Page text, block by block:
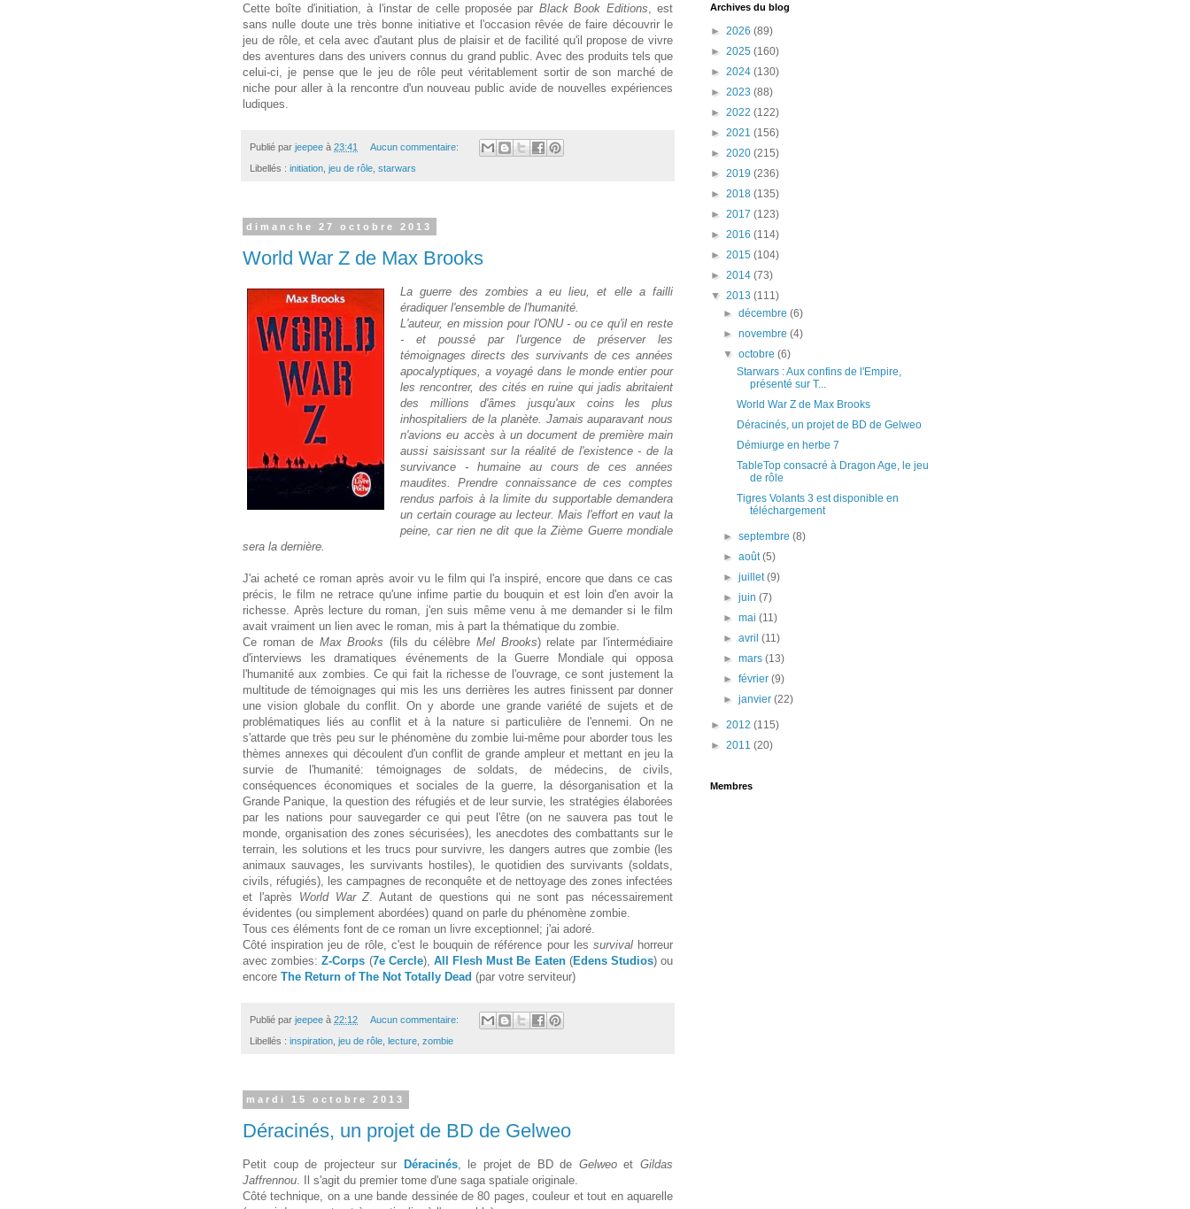
Cette boîte d'initiation, à l'instar de celle proposée par Black Book Editions , est
sans nulle doute une très bonne initiative et l'occasion rêvée de faire découvrir le
jeu de rôle, et cela avec d'autant plus de plaisir et de facilité qu'il propose de vivre
des aventures dans des univers connus du grand public. Avec des produits tels que
celui-ci, je pense que le jeu de rôle peut véritablement sortir de son marché de
niche pour aller à la rencontre d'un nouveau public avide de nouvelles expériences
ludiques.
Publié par jeepee à 23:41 Aucun commentaire:
Libellés : initiation jeu de rôle starwars
dimanche 27 octobre 2013
World War Z de Max Brooks
La guerre des zombies a eu lieu, et elle a failli
éradiquer l'ensemble de l'humanité.
L'auteur, en mission pour l'ONU - ou ce qu'il en reste
- et poussé par l'urgence de préserver les
témoignages directs des survivants de ces années
apocalyptiques, a voyagé dans le monde entier pour
les rencontrer, des cités en ruine qui jadis abritaient
des millions d'âmes jusqu'aux coins les plus
inhospitaliers de la planète. Jamais auparavant nous
n'avions eu accès à un document de première main
aussi saisissant sur la réalité de l'existence - de la
survivance - humaine au cours de ces années
maudites. Prendre connaissance de ces comptes
rendus parfois à la limite du supportable demandera
un certain courage au lecteur. Mais l'effort en vaut la
peine, car rien ne dit que la Zième Guerre mondiale
sera la dernière.
J'ai acheté ce roman après avoir vu le film qui l'a inspiré, encore que dans ce cas
précis, le film ne retrace qu'une infime partie du bouquin et est loin d'en avoir la
richesse. Après lecture du roman, j'en suis même venu à me demander si le film
avait vraiment un lien avec le roman, mis à part la thématique du zombie.
Ce roman de Max Brooks (fils du célèbre Mel Brooks) relate par l'intermédiaire
d'interviews les dramatiques événements de la Guerre Mondiale qui opposa
l'humanité aux zombies. Ce qui fait la richesse de l'ouvrage, ce sont justement la
multitude de témoignages qui mis les uns derrières les autres finissent par donner
une vision globale du conflit. On y aborde une grande variété de sujets et de
problématiques liés au conflit et à la nature si particulière de l'ennemi. On ne
s'attarde que très peu sur le phénomène du zombie lui-même pour aborder tous les
thèmes annexes qui découlent d'un conflit de grande ampleur et mettant en jeu la
survie de l'humanité: témoignages de soldats, de médecins, de civils,
conséquences économiques et sociales de la guerre, la désorganisation et la
Grande Panique, la question des réfugiés et de leur survie, les stratégies élaborées
par les nations pour sauvegarder ce qui peut l'être (on ne sauvera pas tout le
monde, organisation des zones sécurisées), les anecdotes des combattants sur le
terrain, les solutions et les trucs pour survivre, les dangers autres que zombie (les
animaux sauvages, les survivants hostiles), le quotidien des survivants (soldats,
civils, réfugiés), les campagnes de reconquête et de nettoyage des zones infectées
et l'après World War Z. Autant de questions qui ne sont pas nécessairement
évidentes (ou simplement abordées) quand on parle du phénomène zombie.
Tous ces éléments font de ce roman un livre exceptionnel; j'ai adoré.
Côté inspiration jeu de rôle, c'est le bouquin de référence pour les survivalhorreur
avec zombies:Z-Corps (7e Cercle), All Flesh Must Be Eaten(Edens Studios) ou
encore The Return of The Not Totally Dead (par votre serviteur)
Publié par jeepee à 22:12 Aucun commentaire:
Libellés : inspiration jeu de rôle lecture zombie
mardi 15 octobre 2013
Déracinés, un projet de BD de Gelweo
Petit coup de projecteur sur Déracinés, le projet de BD de GelweoetGildas
Jaffrennou . Il s'agit du premier tome d'une saga spatiale originale.
Côté technique, on a une bande dessinée de 80 pages, couleur et tout en aquarelle
Archives du blog
► 2026 (89)
► 2025 (160)
► 2024 (130)
► 2023 (88)
► 2022 (122)
► 2021 (156)
► 2020 (215)
► 2019 (236)
► 2018 (135)
► 2017 (123)
► 2016 (114)
► 2015 (104)
► 2014 (73)
▼ 2013 (111)
►décembre(6)
►novembre(4)
▼octobre(6)
Starwars : Aux confins de l'Empire,
présenté sur T...
World War Z de Max Brooks
Déracinés, un projet de BD de Gelweo
Démiurge en herbe 7
TableTop consacré à Dragon Age, le jeu
de rôle
Tigres Volants 3 est disponible en
téléchargement
►septembre(8)
►août(5)
►juillet(9)
►juin(7)
►mai(11)
►avril(11)
►mars(13)
►février(9)
►janvier(22)
► 2012 (115)
► 2011 (20)
Membres